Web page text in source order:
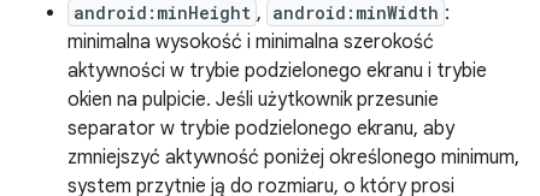
android:minHeight , android:minWidth :
minimalna wysokość i minimalna szerokość
aktywności w trybie podzielonego ekranu i trybie
okien na pulpicie. Jeśli użytkownik przesunie
separator w trybie podzielonego ekranu, aby
zmniejszyć aktywność poniżej określonego minimum,
system przytnie ją do rozmiaru, o który prosi